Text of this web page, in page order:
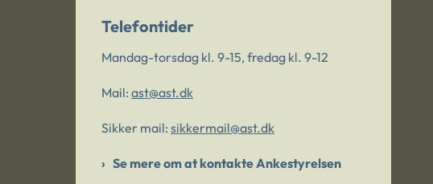
Telefontider
Mandag-torsdag kl. 9-15, fredag kl. 9-12
Mail: ast@ast.dk
Sikker mail: sikkermail@ast.dk
Se mere om at kontakte Ankestyrelsen